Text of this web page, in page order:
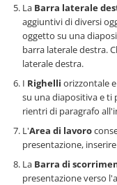
La Barra laterale
aggiuntivi di diversi
oggetto su una
barra laterale destra.
laterale destra.
I Righelli orizzontale
su una diapositiva e
rientri di paragrafo
L'Area di lavoro
presentazione,
La Barra di
presentazione verso